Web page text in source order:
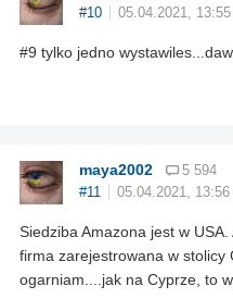
#10
05.04.2021, 13:55
#9 tylko jedno
maya2002
5 594
#11
05.04.2021, 13:56
Siedziba Amazona jest w
firma zarejestrowana w stolicy
ogarniam....jak na Cyprze, to